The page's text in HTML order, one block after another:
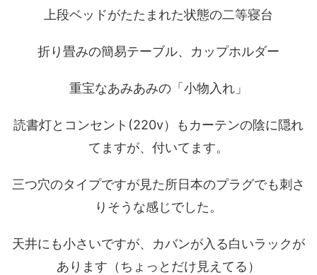
上段ベッドがたたまれた状態の二等寝台
折り畳みの簡易テーブル、カップホルダー
重宝なあみあみの「小物入れ」
読書灯とコンセント(220v）もカーテンの陰に隠れ
てますが、付いてます。
三つ穴のタイプですが見た所日本のプラグでも刺さ
りそうな感じでした。
天井にも小さいですが、カバンが入る白いラックが
あります（ちょっとだけ見えてる）